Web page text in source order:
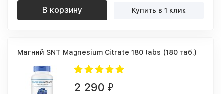
В корзину Купить в 1 клик
Магний SNT Magnesium Citrate 180 tabs (180 таб.)
2 290 ₽